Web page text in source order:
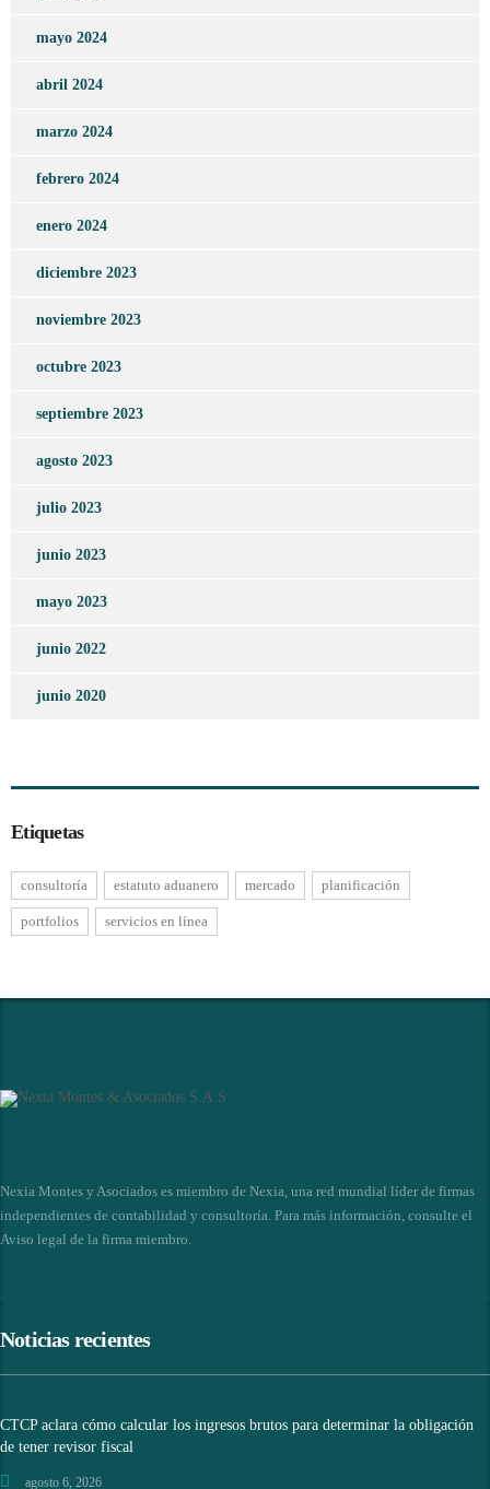
mayo 2024
abril 2024
marzo 2024
febrero 2024
enero 2024
diciembre 2023
noviembre 2023
octubre 2023
septiembre 2023
agosto 2023
julio 2023
junio 2023
mayo 2023
junio 2022
junio 2020
Etiquetas
consultoría estatuto aduanero mercado planificación
portfolios servicios en línea
Nexia Montes y Asociados es miembro de Nexia, una red mundial líder de firmas
independientes de contabilidad y consultoría. Para más información, consulte el
Aviso legal de la firma miembro.
Noticias recientes
CTCP aclara cómo calcular los ingresos brutos para determinar la obligación
de tener revisor fiscal
agosto 6, 2026